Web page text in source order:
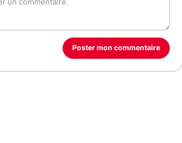
Poster mon commentaire